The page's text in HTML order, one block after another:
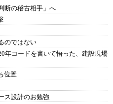
断の稽古相手」へ
のではない
年コードを書いて悟った、建設現場
位置
ス設計のお勉強